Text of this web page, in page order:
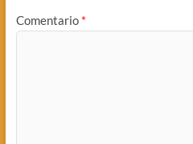
Comentario *